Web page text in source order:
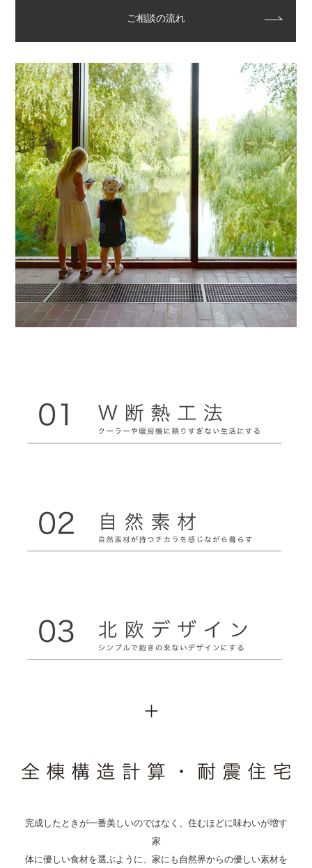
ご相談の流れ
完成したときが一番美しいのではなく、住むほどに味わいが増す
家
体に優しい食材を選ぶように、家にも自然界からの優しい素材を